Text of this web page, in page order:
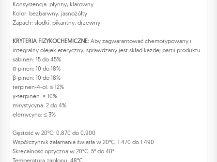
Konsystencja: płynny, klarowny
Kolor: bezbarwny, jasnożółty
Zapach: słodki, pikantny, drzewny
KRYTERIA FIZYKOCHEMICZNE: Aby zagwarantować chemotypowany i
integralny olejek eteryczny, sprawdzany jest skład każdej partii produktu:
sabinen: 15 do 45%
α-pinen: 10 do 18%
β-pinen: 10 do 18%
terpinen-4-ol: ≤ 12%
γ-terpinen: ≤ 10%
mirystycyna: 2 do 4%
elemycyna: ≤ 3%
Gęstość w 20°C: 0,870 do 0,900
Współczynnik załamania światła w 20°C: 1.470 do 1.490
Skręcalność optyczna w 20°C: 5° do 40°
Temperatura zapłonu: 48°C